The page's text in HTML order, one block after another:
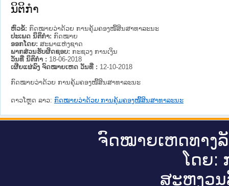
ນິຕິກໍາ
ຫົວຂໍ້: ກົດໝາຍວ່າດ້ວຍ ການຄຸ້ມຄອງໜີ້ສິນສາທາລະນະ
ປະເພດ ນິຕິກໍາ: ກົດໝາຍ
ອອກໂດຍ: ສະພາແຫ່ງຊາດ
ພາກສ່ວນຮັບຜິດຊອບ: ກະຊວງ ການເງິນ
ວັນທີ່ ນິຕິກໍາ : 18-06-2018
ເຜີຍແຜ່ລົງ ຈົດໝາຍເຫດ ວັນທີ່ : 12-10-2018
ກົດໝາຍວ່າດ້ວຍ ການຄຸ້ມຄອງໜີ້ສິນສາທາລະນະ
ດາວໂຫຼດ ລາວ: ກົດໝາຍວ່າດ້ວຍ ການຄຸ້ມຄອງໜີ້ສິນສາທາລະນະ
ຈົດ​ໝາຍ​ເຫດ​ທາງ​
ໂດຍ:
ສະ​ຫງວນ​